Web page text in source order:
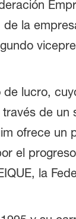
la
lucro,
de
ofrece
el
la